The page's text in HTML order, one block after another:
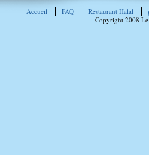
Accueil FAQ Restaurant Halal
Copyright 2008